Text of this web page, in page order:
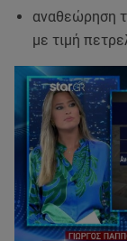
αναθεώρηση
με τιμή